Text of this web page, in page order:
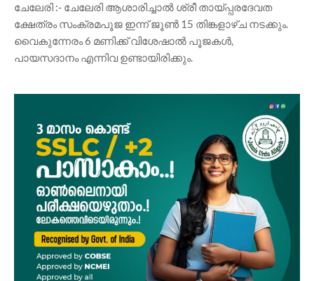
ചേലേരി :- ചേലേരി ആശാരിച്ചാൽ ശ്രീ തായ്പ്പരദേവത
ക്ഷേത്രം സംക്രമപൂജ ഇന്ന് ജൂൺ 15 തിങ്കളാഴ്ച നടക്കും.
വൈകുന്നേരം 6 മണിക്ക് വിശേഷാൽ പൂജകൾ,
പായസദാനം എന്നിവ ഉണ്ടായിരിക്കും.